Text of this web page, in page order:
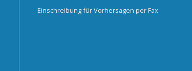
Einschreibung für Vorhersagen per Fax